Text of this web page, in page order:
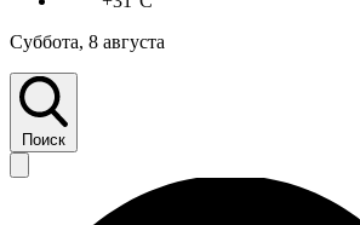
Суббота, 8 августа
Поиск